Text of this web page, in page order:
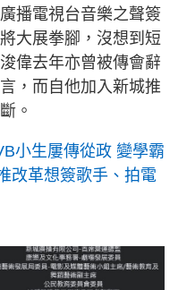
播電視台音樂之聲簽
大展拳腳，沒想到短
偉去年亦曾被傳會辭
，而自他加入新城推
。
小生屢傳從政 變學霸
改革想簽歌手、拍電